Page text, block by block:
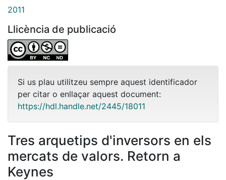
2011
Llicència de publicació
Si us plau utilitzeu sempre aquest identificador
per citar o enllaçar aquest document:
https://hdl.handle.net/2445/18011
Tres arquetips d'inversors en els
mercats de valors. Retorn a
Keynes